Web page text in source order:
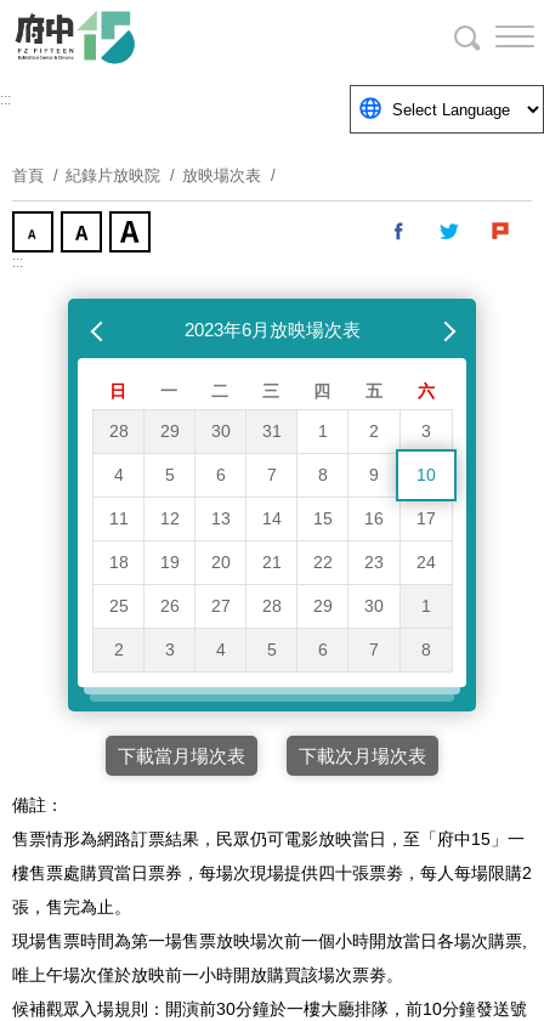
要
塊
:::
首頁 紀錄片放映院 放映場次表
:::
2023年6月放映場次表下個月
日 一 二 三 四 五 六
28 29 30 31 1 2 3
4 5 6 7 8 9 10
11 12 13 14 15 16 17
18 19 20 21 22 23 24
25 26 27 28 29 30 1
2 3 4 5 6 7 8
下載當月場次表 下載次月場次表
備註：
售票情形為網路訂票結果，民眾仍可電影放映當日，至「府中15」一
樓售票處購買當日票券，每場次現場提供四十張票劵，每人每場限購2
張，售完為止。
現場售票時間為第一場售票放映場次前一個小時開放當日各場次購票,
唯上午場次僅於放映前一小時開放購買該場次票劵。
候補觀眾入場規則：開演前30分鐘於一樓大廳排隊，前10分鐘發送號